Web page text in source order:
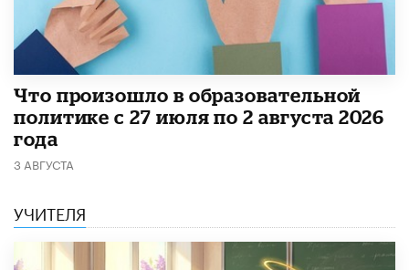
​Что произошло в образовательной
политике с 27 июля по 2 августа 2026
года
3 АВГУСТА
УЧИТЕЛЯ